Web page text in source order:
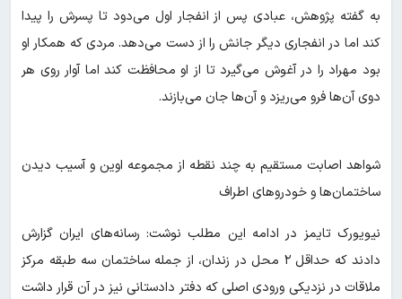
به گفته پژوهش، عبادی پس از انفجار اول می‌دود تا پسرش را پیدا
کند اما در انفجاری دیگر جانش را از دست می‌دهد. مردی که همکار او
بود مهراد را در آغوش می‌گیرد تا از او محافظت کند اما آوار روی هر
دوی آن‌ها فرو می‌ریزد و آن‌ها جان می‌بازند.
شواهد اصابت مستقیم به چند نقطه از مجموعه اوین و آسیب دیدن
ساختمان‌ها و خودروهای اطراف
نیویورک تایمز در ادامه این مطلب نوشت: رسانه‌های ایران گزارش
دادند که حداقل ۲ محل در زندان، از جمله ساختمان سه‌ طبقه مرکز
ملاقات در نزدیکی ورودی اصلی که دفتر دادستانی نیز در آن قرار داشت